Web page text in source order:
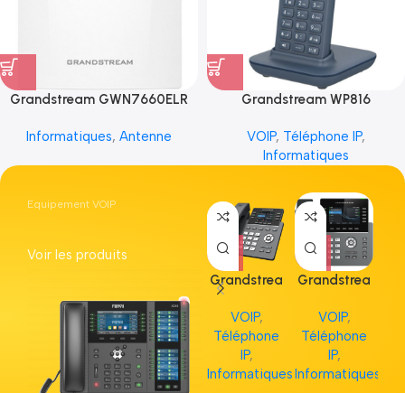
Grandstream GWN7660ELR
Informatiques, Antenne
Grandstream WP816
VOIP, Téléphone IP,
Informatiques
Equipement VOIP
Voir les produits
Grandstrea
m GRP2613
VOIP,
Téléphone
IP,
Informatiques
Grandstrea
VOIP,
Téléphone
IP,
Informatiques